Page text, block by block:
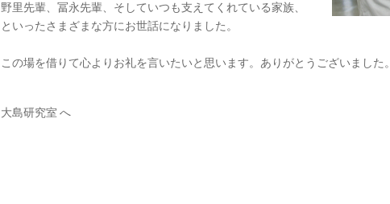
野里先輩、冨永先輩、そしていつも支えてくれている家族、
といったさまざまな方にお世話になりました。
この場を借りて心よりお礼を言いたいと思います。ありがとうございました。
大島研究室 へ